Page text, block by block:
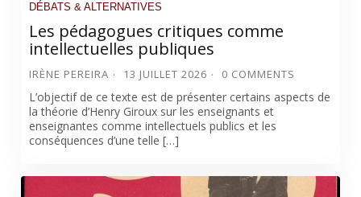
DÉBATS & ALTERNATIVES
Les pédagogues critiques comme
intellectuelles publiques
IRÈNE PEREIRA 13 JUILLET 2026 0 COMMENTS
L’objectif de ce texte est de présenter certains aspects de
la théorie d’Henry Giroux sur les enseignants et
enseignantes comme intellectuels publics et les
conséquences d’une telle […]